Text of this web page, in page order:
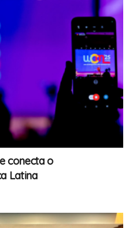
conecta o
Latina